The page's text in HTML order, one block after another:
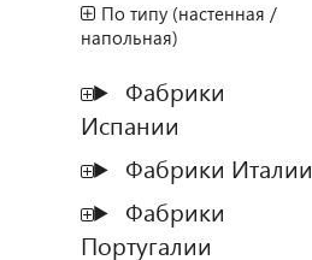
По типу (настенная /
напольная)
Фабрики
Испании
Фабрики Италии
Фабрики
Португалии